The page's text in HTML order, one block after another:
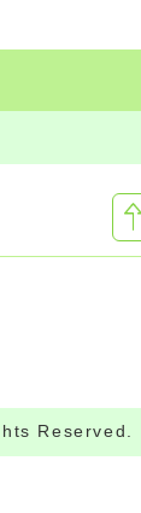
Reserved.